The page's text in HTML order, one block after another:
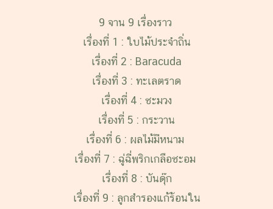
9 จาน 9 เรื่องราว
เรื่องที่ 1 : ใบไม้ประจำถิ่น
เรื่องที่ 2 : Baracuda
เรื่องที่ 3 : ทะเลตราด
เรื่องที่ 4 : ชะมวง
เรื่องที่ 5 : กระวาน
เรื่องที่ 6 : ผลไม้มีหนาม
เรื่องที่ 7 : ฉู่ฉี่พริกเกลือชะอม
เรื่องที่ 8 : บันดุ๊ก
เรื่องที่ 9 : ลูกสำรองแก้ร้อนใน